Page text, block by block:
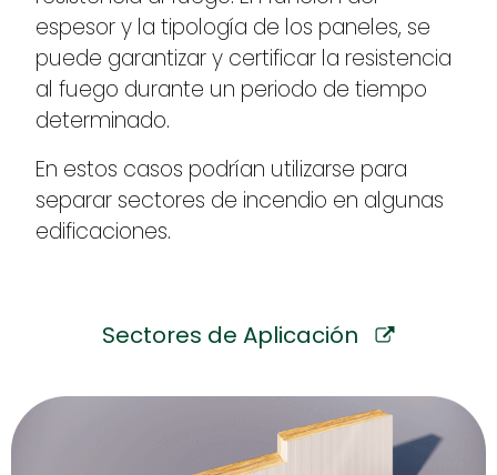
espesor y la tipología de los paneles, se
puede garantizar y certificar la resistencia
al fuego durante un periodo de tiempo
determinado.
En estos casos podrían utilizarse para
separar sectores de incendio en algunas
edificaciones.
Sectores de Aplicación